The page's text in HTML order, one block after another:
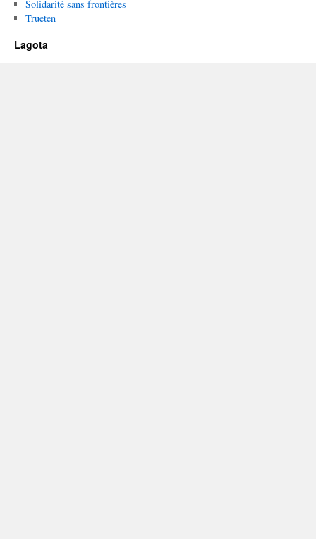
Solidarité sans frontières
Trueten
Lagota